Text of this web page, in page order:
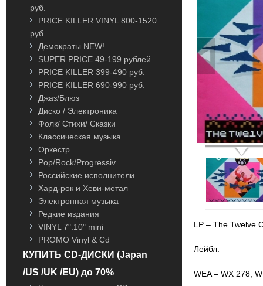
руб.
PRICE KILLER VINYL 800-1520
руб.
Демократы NEW!
SUPER PRICE 49-199 рублей
PRICE KILLER 399-490 руб.
PRICE KILLER 690-990 руб.
Джаз/Блюз
Диско / Электроника
Фолк/ Стихи/ Сказки
Классическая музыка
Оркестр
Pop/Rock/Progressiv
Российские исполнители
Хард-рок и Хеви-метал
Электронная музыка
Редкие издания
VINYL 7".10" mini
PROMO Vinyl & Cd
КУПИТЬ CD-ДИСКИ (Japan
/US /UK /EU) до 70%
LP – The Twelve
Лейбл:
WEA – WX 278,